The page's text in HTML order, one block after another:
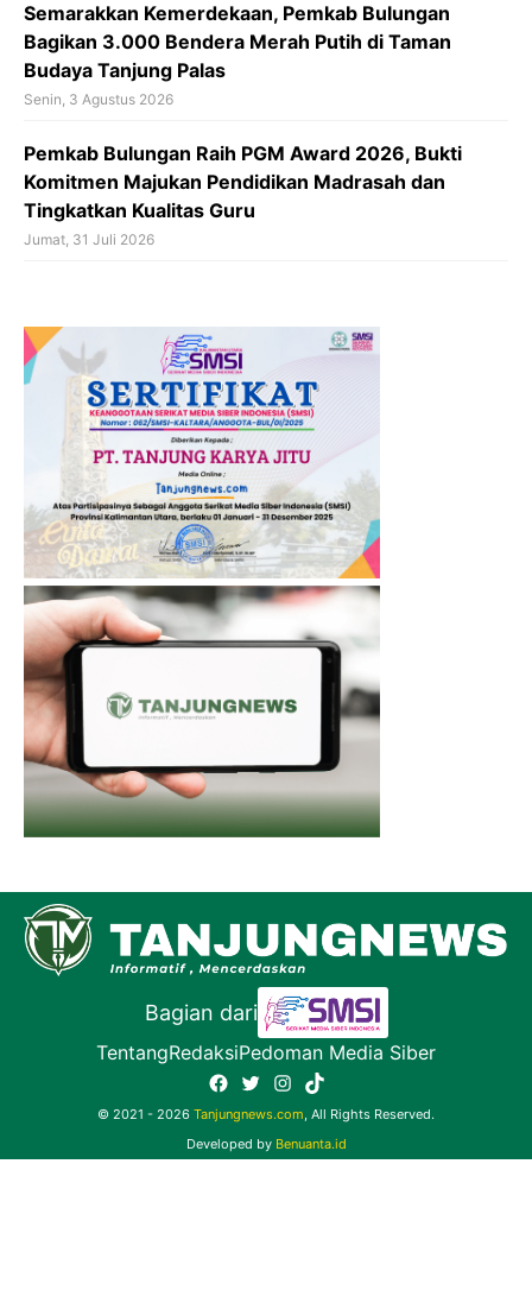
Semarakkan Kemerdekaan, Pemkab Bulungan
Bagikan 3.000 Bendera Merah Putih di Taman
Budaya Tanjung Palas
Senin, 3 Agustus 2026
Pemkab Bulungan Raih PGM Award 2026, Bukti
Komitmen Majukan Pendidikan Madrasah dan
Tingkatkan Kualitas Guru
Jumat, 31 Juli 2026
Bagian dari
TentangRedaksiPedoman Media Siber
Facebook
TwitterInstagram
TikTok
© 2021 - 2026 Tanjungnews.com, All Rights Reserved.
Developed by Benuanta.id